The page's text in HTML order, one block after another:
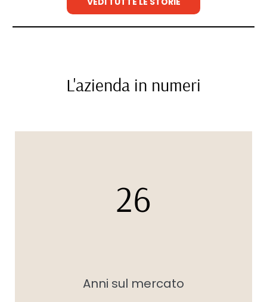
L'azienda in numeri
26
Anni sul mercato